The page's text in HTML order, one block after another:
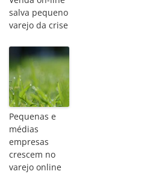
salva pequeno
varejo da crise
Pequenas e
médias
empresas
crescem no
varejo online